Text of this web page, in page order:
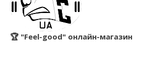
🏆 "Feel-good" онлайн-магазин